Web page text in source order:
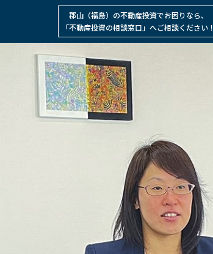
郡山（福島）の不動産投資でお困りなら、
「不動産投資の相談窓口」へご相談ください！